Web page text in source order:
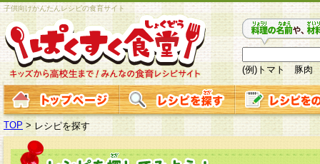
子供向けかんたんレシピの食育サイト
(例)トマト 豚肉
TOP > レシピを探す